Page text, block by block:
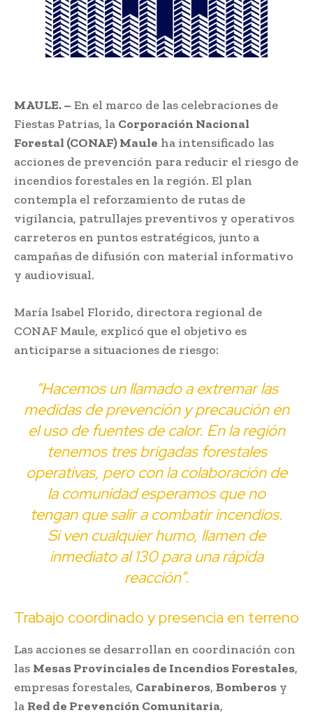
MAULE. – En el marco de las celebraciones de
Fiestas Patrias, la Corporación Nacional
Forestal (CONAF) Maule ha intensificado las
acciones de prevención para reducir el riesgo de
incendios forestales en la región. El plan
contempla el reforzamiento de rutas de
vigilancia, patrullajes preventivos y operativos
carreteros en puntos estratégicos, junto a
campañas de difusión con material informativo
y audiovisual.
María Isabel Florido, directora regional de
CONAF Maule, explicó que el objetivo es
anticiparse a situaciones de riesgo:
“Hacemos un llamado a extremar las
medidas de prevención y precaución en
el uso de fuentes de calor. En la región
tenemos tres brigadas forestales
operativas, pero con la colaboración de
la comunidad esperamos que no
tengan que salir a combatir incendios.
Si ven cualquier humo, llamen de
inmediato al 130 para una rápida
reacción”.
Trabajo coordinado y presencia en terreno
Las acciones se desarrollan en coordinación con
las Mesas Provinciales de Incendios Forestales,
empresas forestales, Carabineros, Bomberos y
la Red de Prevención Comunitaria,